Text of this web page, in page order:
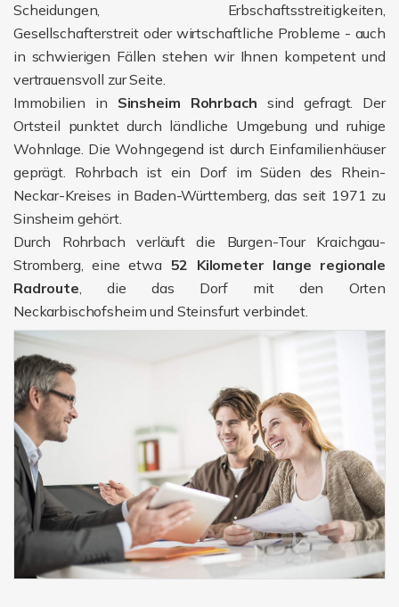
Scheidungen, Erbschaftsstreitigkeiten,
Gesellschafterstreit oder wirtschaftliche Probleme - auch
in schwierigen Fällen stehen wir Ihnen kompetent und
vertrauensvoll zur Seite.
Immobilien in Sinsheim Rohrbach sind gefragt. Der
Ortsteil punktet durch ländliche Umgebung und ruhige
Wohnlage. Die Wohngegend ist durch Einfamilienhäuser
geprägt. Rohrbach ist ein Dorf im Süden des Rhein-
Neckar-Kreises in Baden-Württemberg, das seit 1971 zu
Sinsheim gehört.
Durch Rohrbach verläuft die Burgen-Tour Kraichgau-
Stromberg, eine etwa 52 Kilometer lange regionale
Radroute, die das Dorf mit den Orten
Neckarbischofsheim und Steinsfurt verbindet.